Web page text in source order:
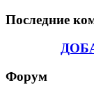
Последние
Форум